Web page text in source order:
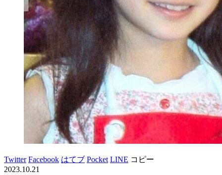
Twitter Facebook はてブ Pocket LINE コピー
2023.10.21